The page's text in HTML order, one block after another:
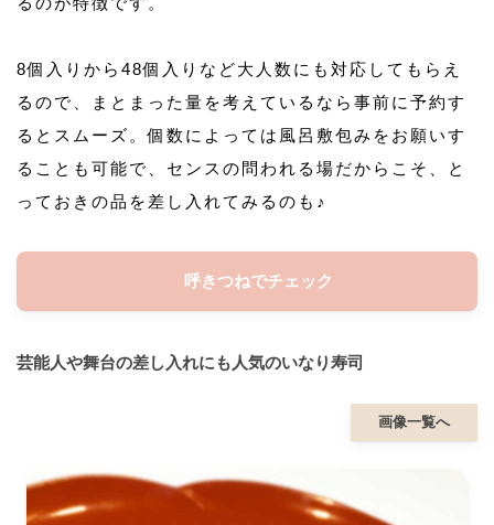
8個入りから48個入りなど大人数にも対応してもらえ
るので、まとまった量を考えているなら事前に予約す
るとスムーズ。個数によっては風呂敷包みをお願いす
ることも可能で、センスの問われる場だからこそ、と
っておきの品を差し入れてみるのも♪
呼きつねでチェック
芸能人や舞台の差し入れにも人気のいなり寿司
画像一覧へ